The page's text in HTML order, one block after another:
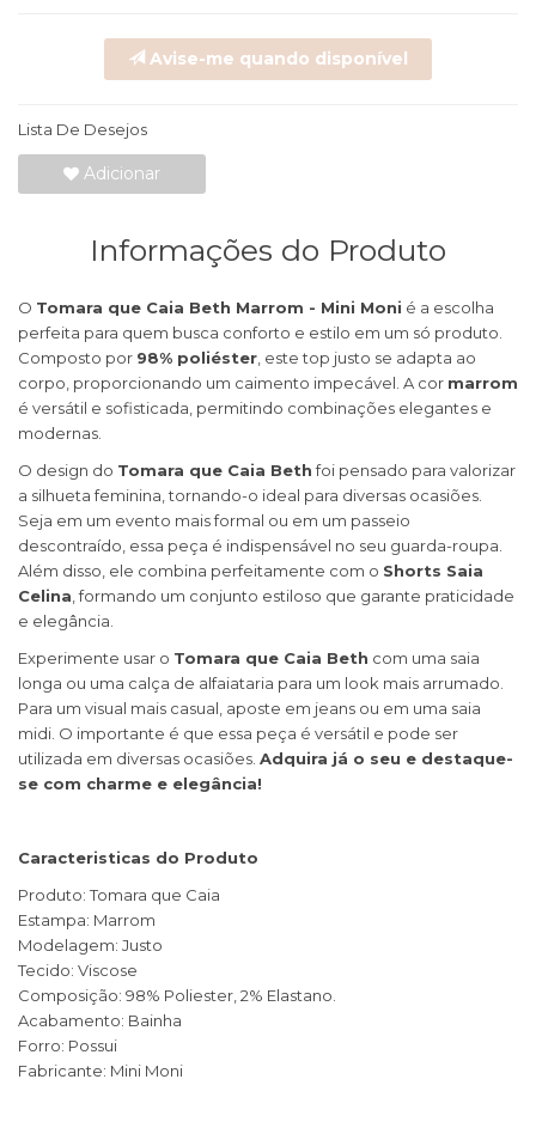
Avise-me quando disponível
Lista De Desejos
Adicionar
Informações do Produto
O Tomara que Caia Beth Marrom - Mini Moni é a escolha
perfeita para quem busca conforto e estilo em um só produto.
Composto por 98% poliéster , este top justo se adapta ao
corpo, proporcionando um caimento impecável. A cor marrom
é versátil e sofisticada, permitindo combinações elegantes e
modernas.
O design do Tomara que Caia Bethfoi pensado para valorizar
a silhueta feminina, tornando-o ideal para diversas ocasiões.
Seja em um evento mais formal ou em um passeio
descontraído, essa peça é indispensável no seu guarda-roupa.
Além disso, ele combina perfeitamente com o Shorts Saia
Celina , formando um conjunto estiloso que garante praticidade
e elegância.
Experimente usar o Tomara que Caia Beth com uma saia
longa ou uma calça de alfaiataria para um look mais arrumado.
Para um visual mais casual, aposte em jeans ou em uma saia
midi. O importante é que essa peça é versátil e pode ser
utilizada em diversas ocasiões. Adquira já o seu e destaque-
se com charme e elegância!
Caracteristicas do Produto
Produto: Tomara que Caia
Estampa: Marrom
Modelagem: Justo
Tecido: Viscose
Composição: 98% Poliester, 2% Elastano.
Acabamento: Bainha
Forro: Possui
Fabricante: Mini Moni